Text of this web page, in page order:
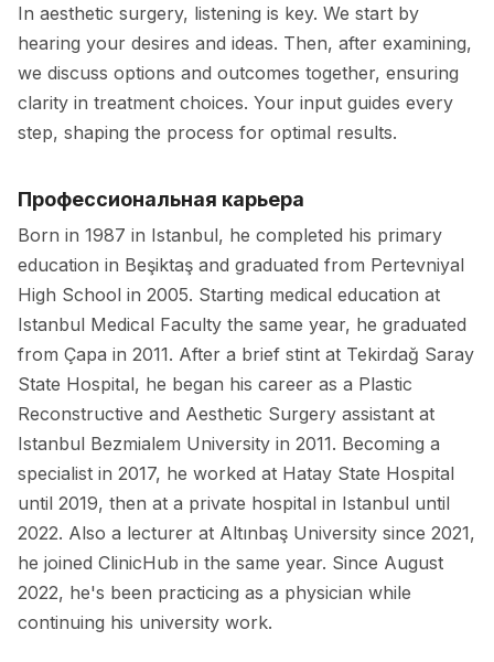
In aesthetic surgery, listening is key. We start by
hearing your desires and ideas. Then, after examining,
we discuss options and outcomes together, ensuring
clarity in treatment choices. Your input guides every
step, shaping the process for optimal results.
Профессиональная карьера
Born in 1987 in Istanbul, he completed his primary
education in Beşiktaş and graduated from Pertevniyal
High School in 2005. Starting medical education at
Istanbul Medical Faculty the same year, he graduated
from Çapa in 2011. After a brief stint at Tekirdağ Saray
State Hospital, he began his career as a Plastic
Reconstructive and Aesthetic Surgery assistant at
Istanbul Bezmialem University in 2011. Becoming a
specialist in 2017, he worked at Hatay State Hospital
until 2019, then at a private hospital in Istanbul until
2022. Also a lecturer at Altınbaş University since 2021,
he joined ClinicHub in the same year. Since August
2022, he's been practicing as a physician while
continuing his university work.